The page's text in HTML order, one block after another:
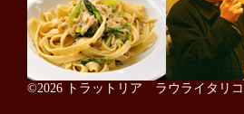
©2026 トラットリア ラウライタリコ